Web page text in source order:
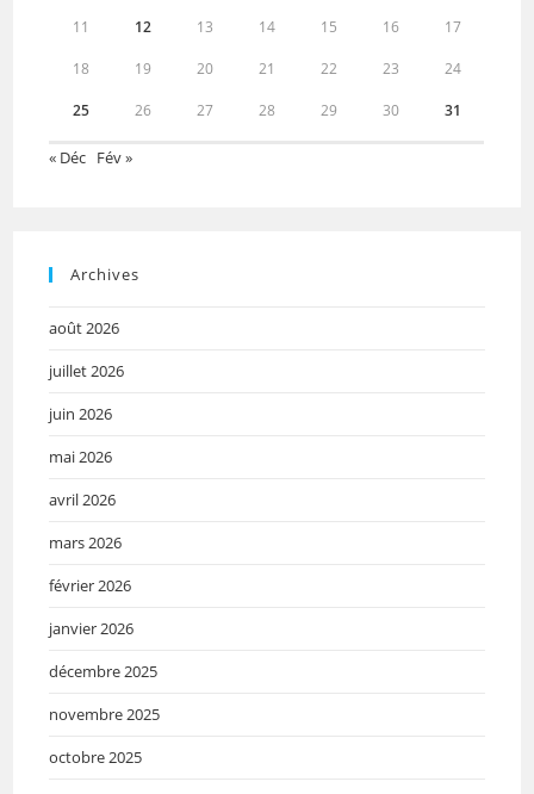
11 12 13 14 15 16 17
18 19 20 21 22 23 24
25 26 27 28 29 30 31
« Déc Fév »
Archives
août 2026
juillet 2026
juin 2026
mai 2026
avril 2026
mars 2026
février 2026
janvier 2026
décembre 2025
novembre 2025
octobre 2025